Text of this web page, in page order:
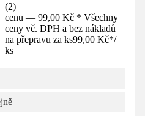
(2)
cenu — 99,00 Kč * Všechny
ceny vč. DPH a bez nákladů
na přepravu za ks99,00 Kč*/
ks